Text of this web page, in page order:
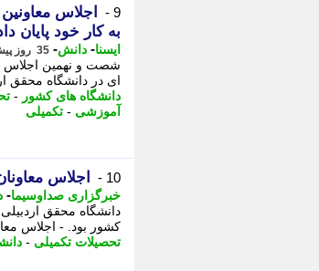
9 -
اجلاس
به کار خود پایان
ایسنا- دانش- 35 روز پیش - پنجشنبه 11 تیر 1405، 15:55
شصت و نهمین اجلاس
ای در دانشگاه محقق
دانشگاه های کشور -
آموزشی - تکمیلی
10 - اجلاس
خبرگزاری صداوسیما-
دانشگاه محقق
کشور بود. - اجلاس
تحصیلات تکمیلی -